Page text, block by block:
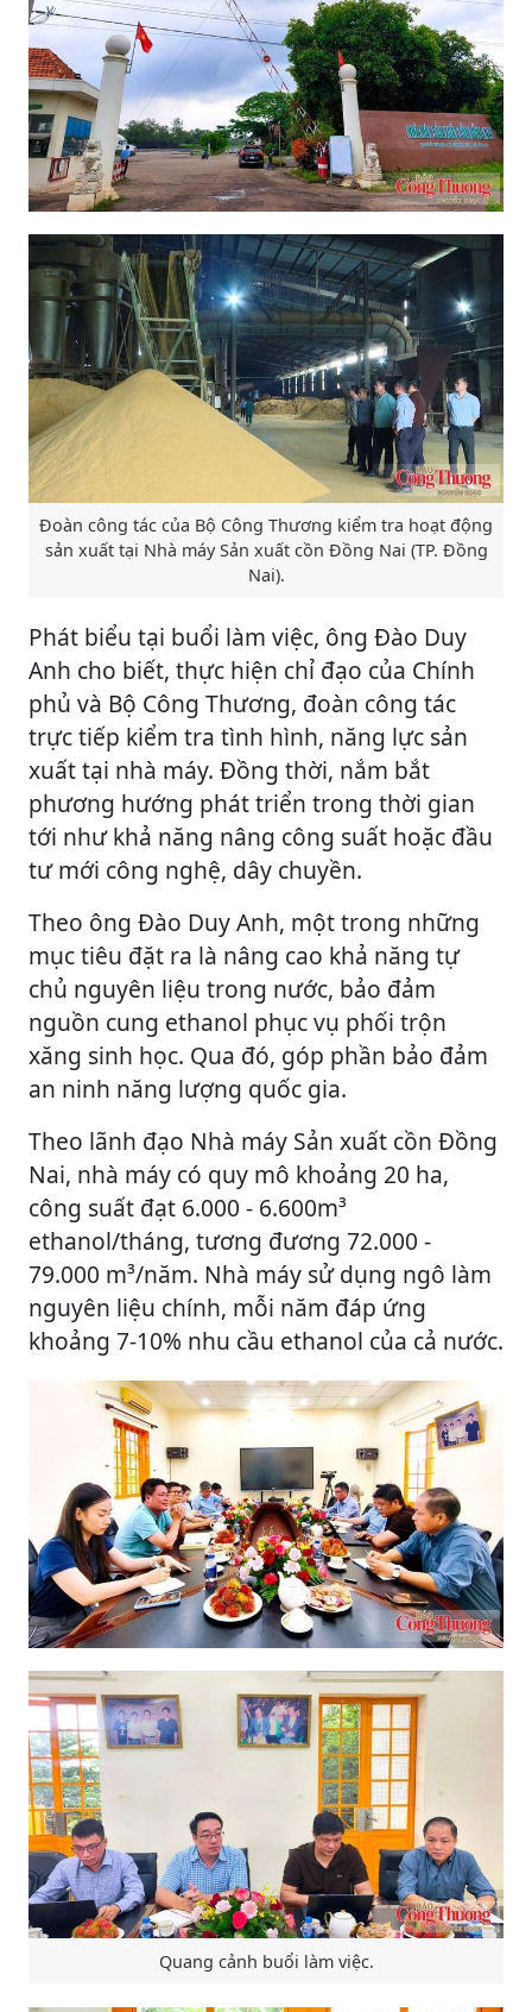
Đoàn công tác của Bộ Công Thương kiểm tra hoạt động
sản xuất tại Nhà máy Sản xuất cồn Đồng Nai (TP. Đồng
Nai).
Phát biểu tại buổi làm việc, ông Đào Duy
Anh cho biết, thực hiện chỉ đạo của Chính
phủ và Bộ Công Thương, đoàn công tác
trực tiếp kiểm tra tình hình, năng lực sản
xuất tại nhà máy. Đồng thời, nắm bắt
phương hướng phát triển trong thời gian
tới như khả năng nâng công suất hoặc đầu
tư mới công nghệ, dây chuyền.
Theo ông Đào Duy Anh, một trong những
mục tiêu đặt ra là nâng cao khả năng tự
chủ nguyên liệu trong nước, bảo đảm
nguồn cung ethanol phục vụ phối trộn
xăng sinh học. Qua đó, góp phần bảo đảm
an ninh năng lượng quốc gia.
Theo lãnh đạo Nhà máy Sản xuất cồn Đồng
Nai, nhà máy có quy mô khoảng 20 ha,
công suất đạt 6.000 - 6.600m³
ethanol/tháng, tương đương 72.000 -
79.000 m³/năm. Nhà máy sử dụng ngô làm
nguyên liệu chính, mỗi năm đáp ứng
khoảng 7-10% nhu cầu ethanol của cả nước.
Quang cảnh buổi làm việc.